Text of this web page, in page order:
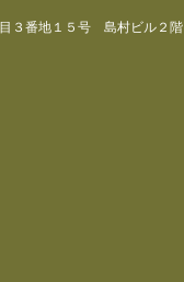
３番地１５号 島村ビル２階